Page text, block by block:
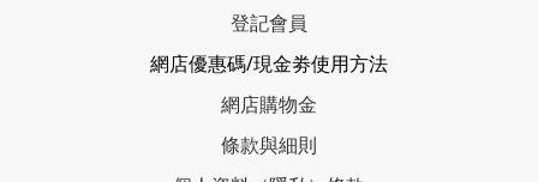
登記會員
網店優惠碼/現金劵使用方法
網店購物金
條款與細則